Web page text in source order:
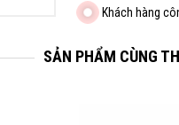
Khách hàng
SẢN PHẨM CÙNG